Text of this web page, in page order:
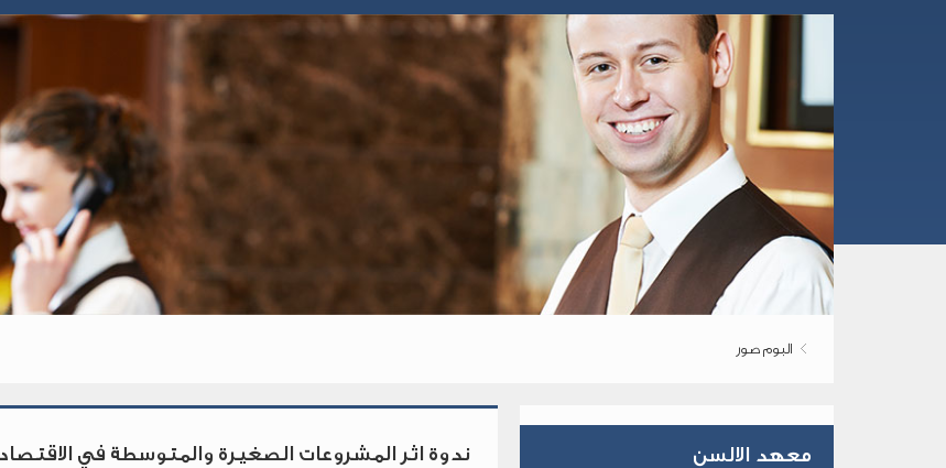
البوم صور
معهد الالسن ندوة اثر المشروعات الصغيرة والمتوسطة في الاقتصاد